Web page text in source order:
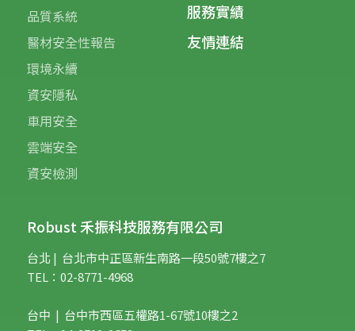
品質系統
醫材安全性報告
環境永續
資安隱私
車用安全
雲端安全
資安檢測
服務實績
友情連結
Robust 禾振科技服務有限公司
台北 | 台北市中正區新生南路一段50號7樓之7
TEL：02-8771-4968
台中 | 台中市西區五權路1-67號10樓之2